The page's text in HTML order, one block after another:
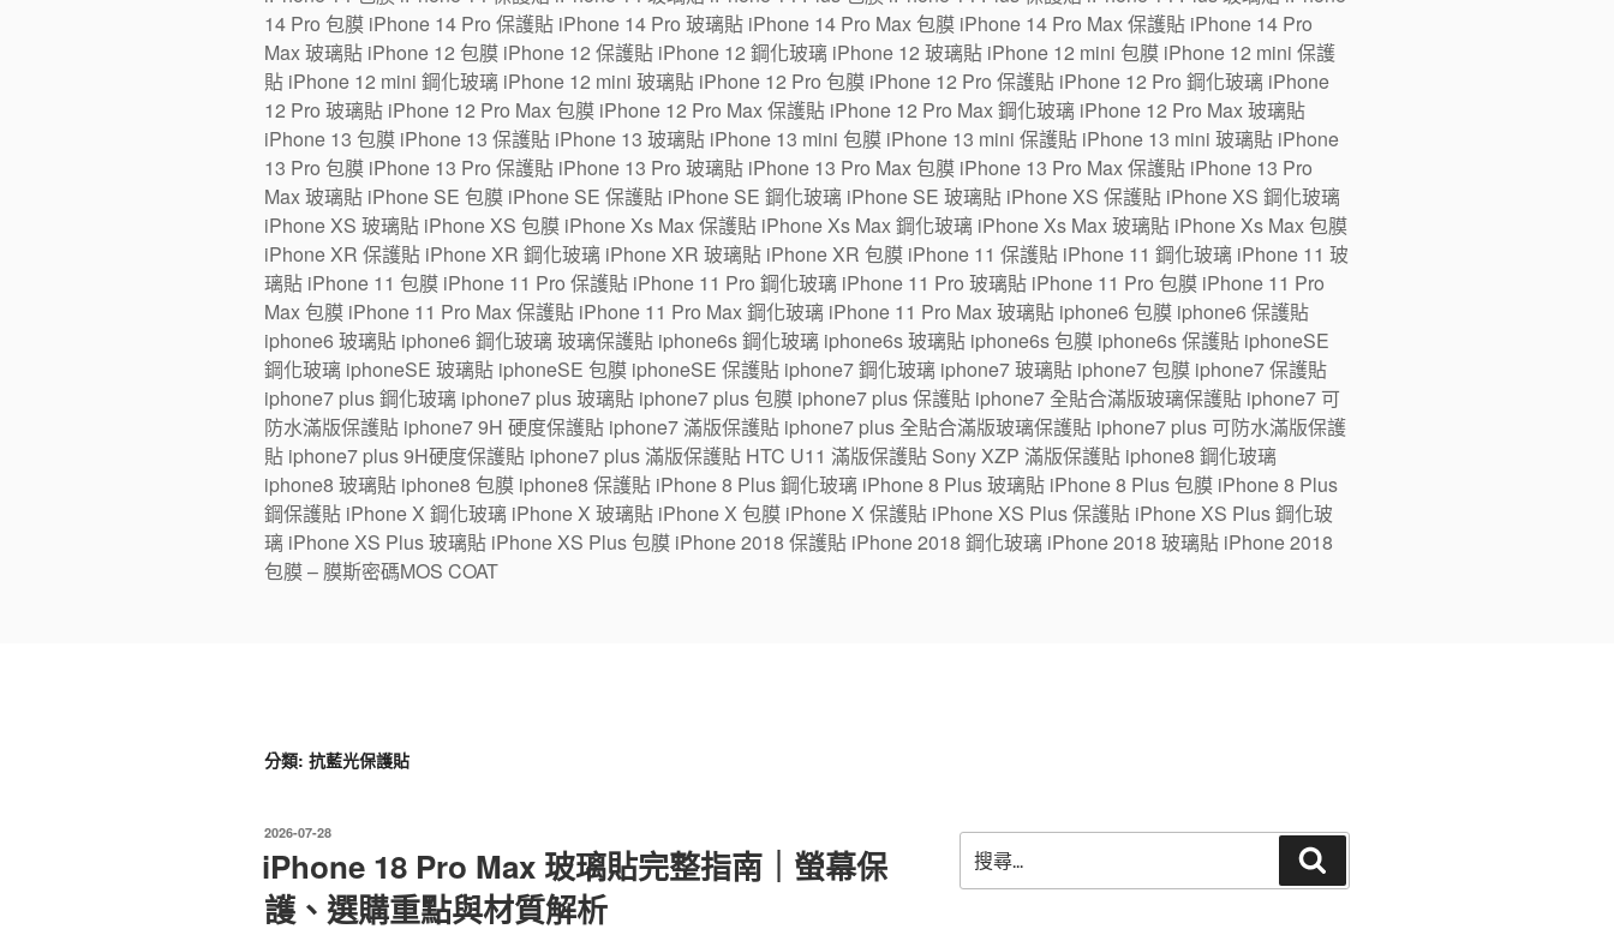
14 Pro 包膜 iPhone 14 Pro 保護貼 iPhone 14 Pro 玻璃貼 iPhone 14 Pro Max 包膜 iPhone 14 Pro Max 保護貼 iPhone 14 Pro
Max 玻璃貼 iPhone 12 包膜 iPhone 12 保護貼 iPhone 12 鋼化玻璃 iPhone 12 玻璃貼 iPhone 12 mini 包膜 iPhone 12 mini 保護
貼 iPhone 12 mini 鋼化玻璃 iPhone 12 mini 玻璃貼 iPhone 12 Pro 包膜 iPhone 12 Pro 保護貼 iPhone 12 Pro 鋼化玻璃 iPhone
12 Pro 玻璃貼 iPhone 12 Pro Max 包膜 iPhone 12 Pro Max 保護貼 iPhone 12 Pro Max 鋼化玻璃 iPhone 12 Pro Max 玻璃貼
iPhone 13 包膜 iPhone 13 保護貼 iPhone 13 玻璃貼 iPhone 13 mini 包膜 iPhone 13 mini 保護貼 iPhone 13 mini 玻璃貼 iPhone
13 Pro 包膜 iPhone 13 Pro 保護貼 iPhone 13 Pro 玻璃貼 iPhone 13 Pro Max 包膜 iPhone 13 Pro Max 保護貼 iPhone 13 Pro
Max 玻璃貼 iPhone SE 包膜 iPhone SE 保護貼 iPhone SE 鋼化玻璃 iPhone SE 玻璃貼 iPhone XS 保護貼 iPhone XS 鋼化玻璃
iPhone XS 玻璃貼 iPhone XS 包膜 iPhone Xs Max 保護貼 iPhone Xs Max 鋼化玻璃 iPhone Xs Max 玻璃貼 iPhone Xs Max 包膜
iPhone XR 保護貼 iPhone XR 鋼化玻璃 iPhone XR 玻璃貼 iPhone XR 包膜 iPhone 11 保護貼 iPhone 11 鋼化玻璃 iPhone 11 玻
璃貼 iPhone 11 包膜 iPhone 11 Pro 保護貼 iPhone 11 Pro 鋼化玻璃 iPhone 11 Pro 玻璃貼 iPhone 11 Pro 包膜 iPhone 11 Pro
Max 包膜 iPhone 11 Pro Max 保護貼 iPhone 11 Pro Max 鋼化玻璃 iPhone 11 Pro Max 玻璃貼 iphone6 包膜 iphone6 保護貼
iphone6 玻璃貼 iphone6 鋼化玻璃 玻璃保護貼 iphone6s 鋼化玻璃 iphone6s 玻璃貼 iphone6s 包膜 iphone6s 保護貼 iphoneSE
鋼化玻璃 iphoneSE 玻璃貼 iphoneSE 包膜 iphoneSE 保護貼 iphone7 鋼化玻璃 iphone7 玻璃貼 iphone7 包膜 iphone7 保護貼
iphone7 plus 鋼化玻璃 iphone7 plus 玻璃貼 iphone7 plus 包膜 iphone7 plus 保護貼 iphone7 全貼合滿版玻璃保護貼 iphone7 可
防水滿版保護貼 iphone7 9H 硬度保護貼 iphone7 滿版保護貼 iphone7 plus 全貼合滿版玻璃保護貼 iphone7 plus 可防水滿版保護
貼 iphone7 plus 9H硬度保護貼 iphone7 plus 滿版保護貼 HTC U11 滿版保護貼 Sony XZP 滿版保護貼 iphone8 鋼化玻璃
iphone8 玻璃貼 iphone8 包膜 iphone8 保護貼 iPhone 8 Plus 鋼化玻璃 iPhone 8 Plus 玻璃貼 iPhone 8 Plus 包膜 iPhone 8 Plus
鋼保護貼 iPhone X 鋼化玻璃 iPhone X 玻璃貼 iPhone X 包膜 iPhone X 保護貼 iPhone XS Plus 保護貼 iPhone XS Plus 鋼化玻
璃 iPhone XS Plus 玻璃貼 iPhone XS Plus 包膜 iPhone 2018 保護貼 iPhone 2018 鋼化玻璃 iPhone 2018 玻璃貼 iPhone 2018
包膜 – 膜斯密碼MOS COAT
分類: 抗藍光保護貼
發
2026-07-28
iPhone 18 Pro Max 玻璃貼完整指南｜螢幕保
護、選購重點與材質解析
尋
關
尋